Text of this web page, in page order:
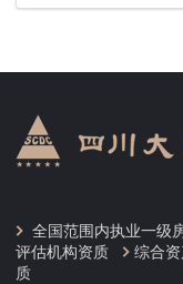
全国范围内执业一级
评估机构资质
综合
质